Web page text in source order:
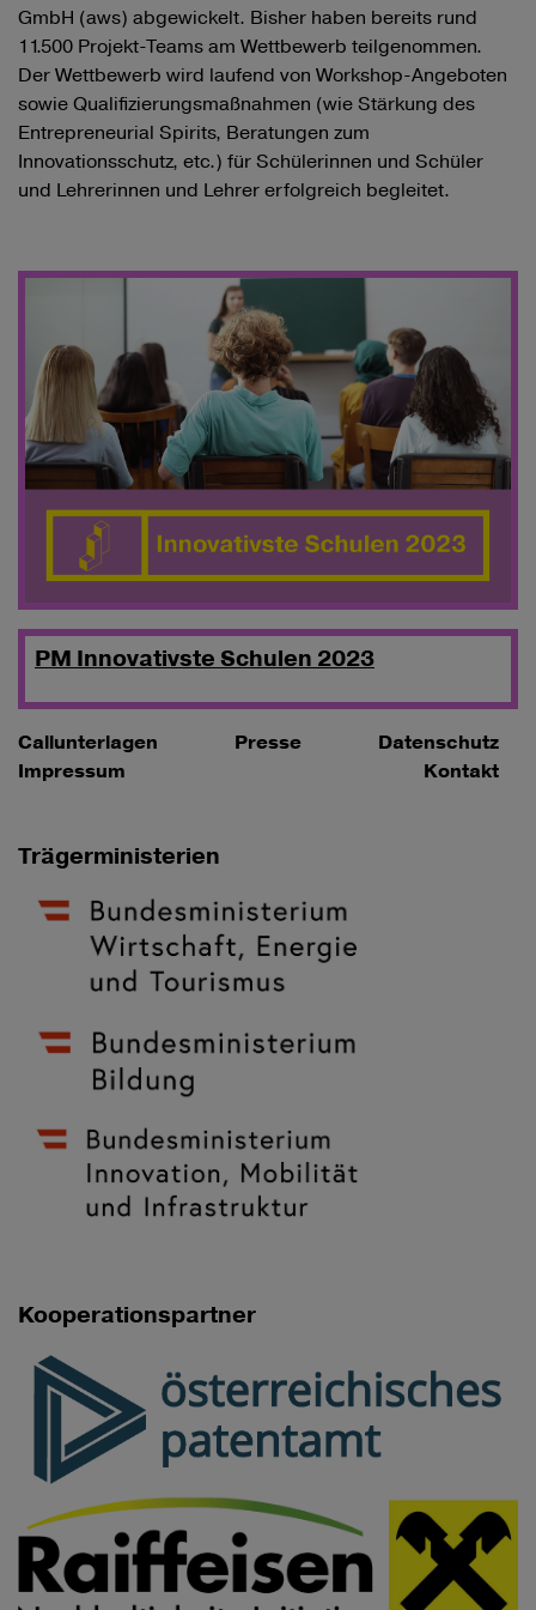
GmbH (aws) abgewickelt. Bisher haben bereits rund
11.500 Projekt-Teams am Wettbewerb teilgenommen.
Der Wettbewerb wird laufend von Workshop-Angeboten
sowie Qualifizierungsmaßnahmen (wie Stärkung des
Entrepreneurial Spirits, Beratungen zum
Innovationsschutz, etc.) für Schülerinnen und Schüler
und Lehrerinnen und Lehrer erfolgreich begleitet.
PM Innovativste Schulen 2023
Callunterlagen Presse
Datenschutz
Impressum
Kontakt
Trägerministerien
Kooperationspartner